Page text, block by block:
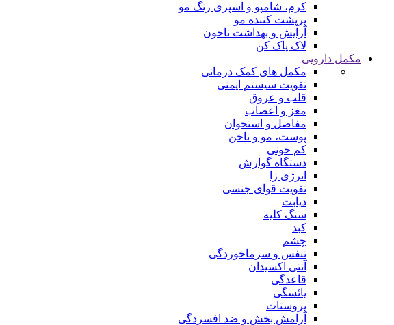
کرم، شامپو و اسپری رنگ مو
پرپشت کننده مو
آرایش و بهداشت ناخون
لاک پاک کن
مکمل دارویی
مکمل های کمک درمانی
تقویت سیستم ایمنی
قلب و عروق
مغز و اعصاب
مفاصل و استخوان
پوست، مو و ناخن
کم خونی
دستگاه گوارش
انرژی زا
تقویت قوای جنسی
دیابت
سنگ کلیه
کبد
چشم
تنفس و سرماخوردگی
آنتی اکسیدان
قاعدگی
یائسگی
پروستات
آرامش بخش و ضد افسردگی